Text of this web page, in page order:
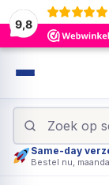
9,8
Same-day
Bestel nu,